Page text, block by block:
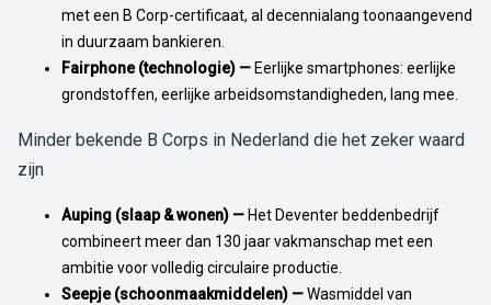
met een B Corp-certificaat, al decennialang toonaangevend
in duurzaam bankieren.
Fairphone (technologie) — Eerlijke smartphones: eerlijke
grondstoffen, eerlijke arbeidsomstandigheden, lang mee.
Minder bekende B Corps in Nederland die het zeker waard
zijn
Auping (slaap & wonen) — Het Deventer beddenbedrijf
combineert meer dan 130 jaar vakmanschap met een
ambitie voor volledig circulaire productie.
Seepje (schoonmaakmiddelen) —Wasmiddel van